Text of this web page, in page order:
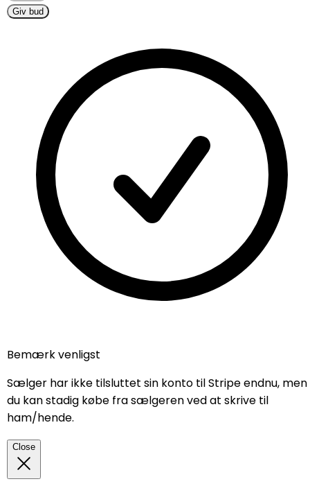
← →
Kronemerket
mummikopp
Produktinformation
DKK
Beskrivelse
Kom med bud .
Giv bud
Bemærk venligst
Sælger har ikke tilsluttet sin konto til Stripe endnu, men
du kan stadig købe fra sælgeren ved at skrive til
ham/hende.
Close